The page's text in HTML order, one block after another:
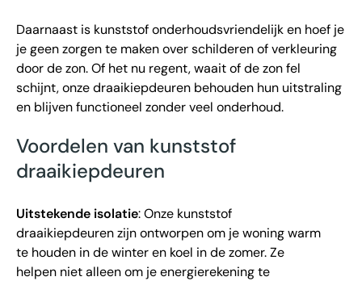
Daarnaast is kunststof onderhoudsvriendelijk en hoef je
je geen zorgen te maken over schilderen of verkleuring
door de zon. Of het nu regent, waait of de zon fel
schijnt, onze draaikiepdeuren behouden hun uitstraling
en blijven functioneel zonder veel onderhoud.
Voordelen van kunststof
draaikiepdeuren
Uitstekende isolatie: Onze kunststof
draaikiepdeuren zijn ontworpen om je woning warm
te houden in de winter en koel in de zomer. Ze
helpen niet alleen om je energierekening te